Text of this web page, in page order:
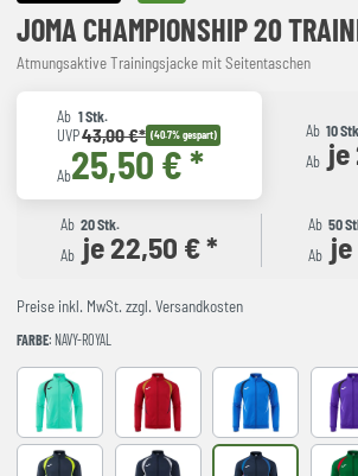
JOMA CHAMPIONSHIP 20
Atmungsaktive Trainingsjacke mit Seitentaschen
Ab 1 Stk.
UVP43,00 €* (40.7% gespart)
Ab25,50 € *
Ab 10
Ab je
Ab 20 Stk.
Ab je 22,50 € *
Ab 50
Ab je
Preise inkl. MwSt. zzgl. Versandkosten
FARBE: NAVY-ROYAL
LIGHT GREEN RED-NAVY ROYAL-NAVY